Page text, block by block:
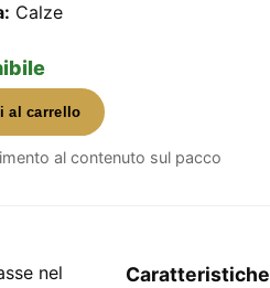
Calze
al carrello
al contenuto sul pacco
nel
Caratteristiche